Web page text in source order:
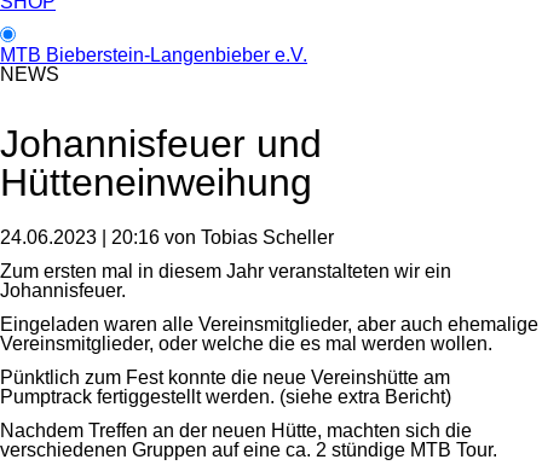
MTB Bieberstein-Langenbieber e.V.
NEWS
Johannisfeuer und
Hütteneinweihung
24.06.2023 | 20:16 von Tobias Scheller
Zum ersten mal in diesem Jahr veranstalteten wir ein
Johannisfeuer.
Eingeladen waren alle Vereinsmitglieder, aber auch ehemalige
Vereinsmitglieder, oder welche die es mal werden wollen.
Pünktlich zum Fest konnte die neue Vereinshütte am
Pumptrack fertiggestellt werden. (siehe extra Bericht)
Nachdem Treffen an der neuen Hütte, machten sich die
verschiedenen Gruppen auf eine ca. 2 stündige MTB Tour.